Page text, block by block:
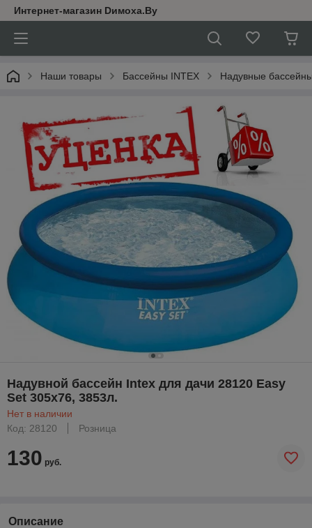
Интернет-магазин Dимoхa.By
Наши товары Бассейны INTEX Надувные
Надувной бассейн Intex для дачи 28120 Easy
Set 305x76, 3853л.
Нет в наличии
Код: 28120
Розница
130 руб.
Описание